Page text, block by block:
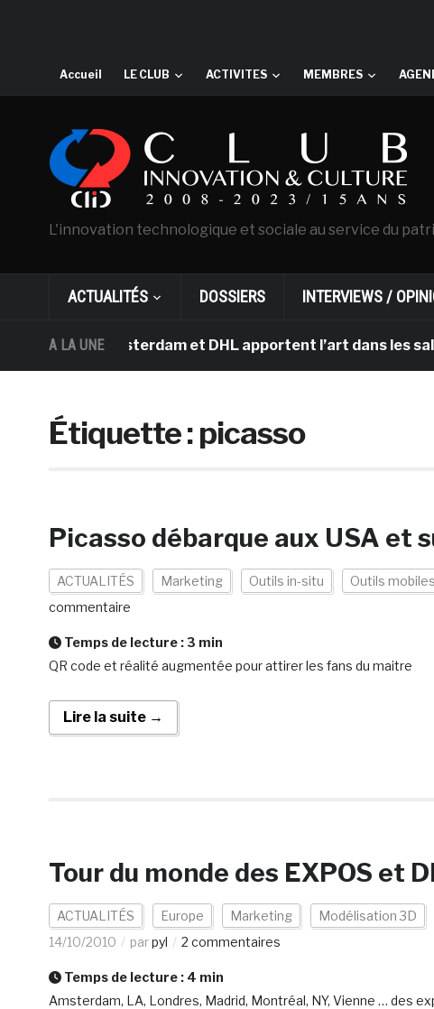
Accueil LE CLUB ACTIVITES MEMBRES
L'innovation technologique et sociale au service du
ACTUALITÉS DOSSIERS INTERVIEWS /
A LA UNE
Gogh d’Amsterdam et DHL apportent l’art dans les salles
Étiquette :picasso
Picasso débarque aux USA et
ACTUALITÉS Marketing Outils in-situ Outils mobiles
commentaire
Temps de lecture : 3 min
QR code et réalité augmentée pour attirer les fans du maitre
Lire la suite →
Tour du monde des EXPOS et
ACTUALITÉS Europe Marketing Modélisation 3D
14/10/2010
parpyl 2 commentaires
Temps de lecture : 4 min
Amsterdam, LA, Londres, Madrid, Montréal, NY, Vienne … des